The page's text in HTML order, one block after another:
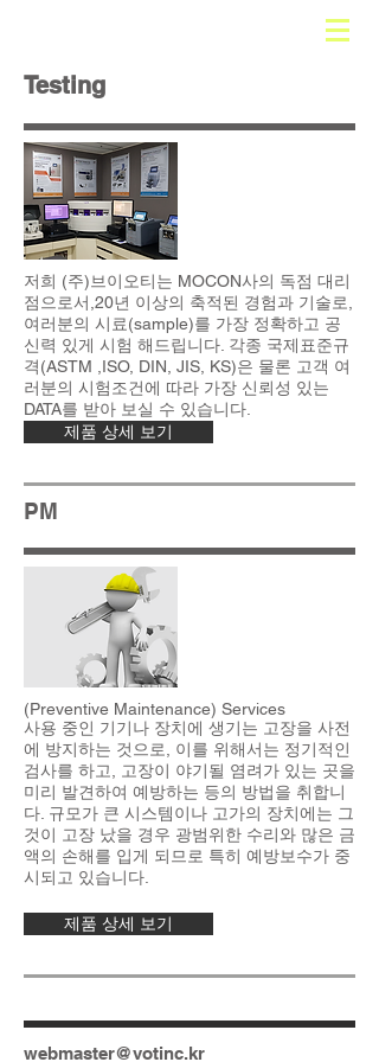
Testing
저희 (주)브이오티는 MOCON사의 독점 대리
점으로서,20년 이상의 축적된 경험과 기술로,
여러분의 시료(sample)를 가장 정확하고 공
신력 있게 시험 해드립니다. 각종 국제표준규
격(ASTM ,ISO, DIN, JIS, KS)은 물론 고객 여
러분의 시험조건에 따라 가장 신뢰성 있는
DATA를 받아 보실 수 있습니다.
제품 상세 보기
PM
(Preventive Maintenance) Services
사용 중인 기기나 장치에 생기는 고장을 사전
에 방지하는 것으로, 이를 위해서는 정기적인
검사를 하고, 고장이 야기될 염려가 있는 곳을
미리 발견하여 예방하는 등의 방법을 취합니
다. 규모가 큰 시스템이나 고가의 장치에는 그
것이 고장 났을 경우 광범위한 수리와 많은 금
액의 손해를 입게 되므로 특히 예방보수가 중
시되고 있습니다.
제품 상세 보기
webmaster@votinc.kr